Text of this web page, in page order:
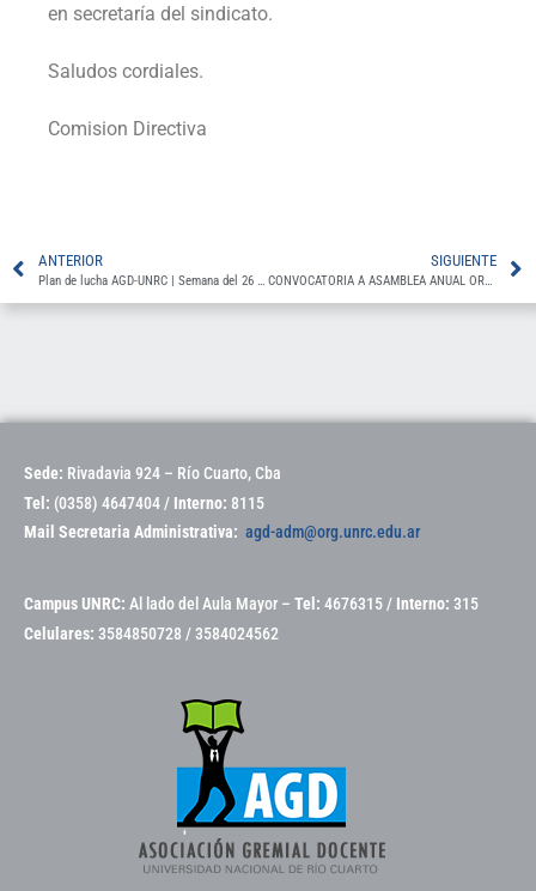
en secretaría del sindicato.
Saludos cordiales.
Comision Directiva
ANTERIOR
Plan de lucha AGD-UNRC | Semana del 26 de Mayo
SIGUIENTE
CONVOCATORIA A ASAMBLEA ANUAL ORDINARIA
Sede: Rivadavia 924 – Río Cuarto, Cba
Tel: (0358) 4647404 / Interno: 8115
Mail Secretaria Administrativa: agd-adm@org.unrc.edu.ar
Campus UNRC: Al lado del Aula Mayor – Tel: 4676315 / Interno: 315
Celulares: 3584850728 / 3584024562